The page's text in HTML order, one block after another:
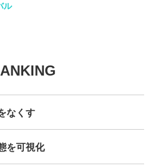
ル
なくす
を可視化